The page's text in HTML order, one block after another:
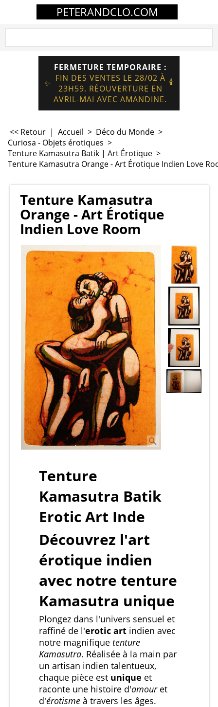
PETERANDCLO.COM
✨
FERMETURE TEMPORAIRE :
FIN DES VENTES LE 28/02 À
23H59. RÉOUVERTURE EN
AVRIL-MAI AVEC AMANDINE.
🕯️
<< Retour | Accueil > Déco du Monde >
Curiosa - Objets érotiques >
Tenture Kamasutra Batik | Art Érotique >
Tenture Kamasutra Orange - Art Érotique Indien Love
Tenture Kamasutra
Orange - Art Érotique
Indien Love Room
Tenture
Kamasutra Batik
Erotic Art Inde
Découvrez l'art
érotique indien
avec notre tenture
Kamasutra unique
Plongez dans l'univers sensuel et
raffiné de l'erotic art indien avec
notre magnifique tenture
Kamasutra. Réalisée à la main par
un artisan indien talentueux,
chaque pièce est unique et
raconte une histoire d'amouret
d'érotisme à travers les âges.